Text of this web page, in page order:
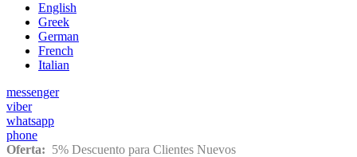
English
Greek
German
French
Italian
messenger
viber
whatsapp
phone
Oferta: 5% Descuento para Clientes Nuevos